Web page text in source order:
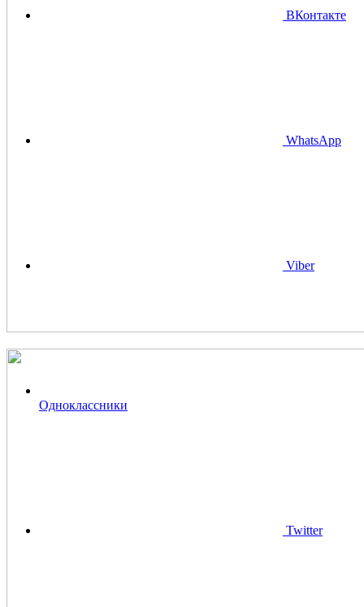
ВКонтакте
WhatsApp
Viber
Одноклассники
Twitter